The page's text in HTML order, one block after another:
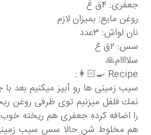
جعفری: ٤ق غ
روغن مایع: بميزان لازم
نان لواش: ٣عدد
سس: ٢ق غ
سلاااام🙏
Recipe 👩🏻‍🍳:
سيب زمينى ها رو آبپز ميكنيم بعد با
نمك فلفل ميزنيم توى ظرفى روغن
را اضافه كرده جعفرى هم ريخته خوب
هم مخلوط شن حالا سس سيب